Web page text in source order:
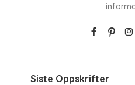
Siste Oppskrifter